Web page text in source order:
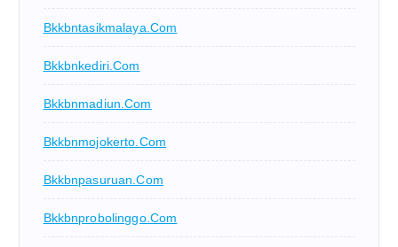
Bkkbntasikmalaya.com
Bkkbnkediri.com
Bkkbnmadiun.com
Bkkbnmojokerto.com
Bkkbnpasuruan.com
Bkkbnprobolinggo.com